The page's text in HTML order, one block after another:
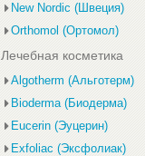
New Nordic (Швеция)
Orthomol (Ортомол)
Лечебная косметика
Algotherm (Альготерм)
Bioderma (Биодерма)
Eucerin (Эуцерин)
Exfoliac (Эксфолиак)